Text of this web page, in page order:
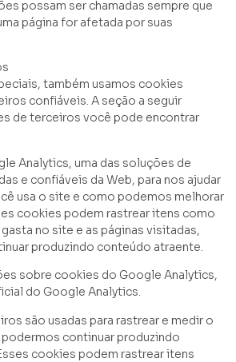
possam ser chamadas sempre que
página for afetada por suas
também usamos cookies
confiáveis. A seção a seguir
de terceiros você pode encontrar
Analytics, uma das soluções de
e confiáveis da Web, para nos ajudar
usa o site e como podemos melhorar
cookies podem rastrear itens como
no site e as páginas visitadas,
produzindo conteúdo atraente.
sobre cookies do Google Analytics,
do Google Analytics.
são usadas para rastrear e medir o
continuar produzindo
cookies podem rastrear itens